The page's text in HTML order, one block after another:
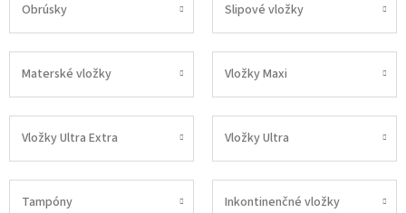
Obrúsky Slipové vložky
Materské vložky Vložky Maxi
Vložky Ultra Extra Vložky Ultra
Tampóny Inkontinenčné vložky